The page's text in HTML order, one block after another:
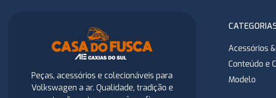
Peças, acessórios e colecionáveis para
Volkswagen a ar. Qualidade, tradição e
Acessórios
Conteúdo e
Modelo